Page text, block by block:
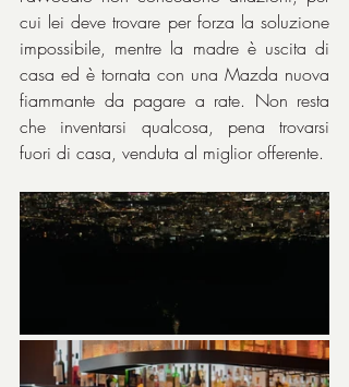
cui lei deve trovare per forza la soluzione
impossibile, mentre la madre è uscita di
casa ed è tornata con una Mazda nuova
fiammante da pagare a rate. Non resta
che inventarsi qualcosa, pena trovarsi
fuori di casa, venduta al miglior offerente.